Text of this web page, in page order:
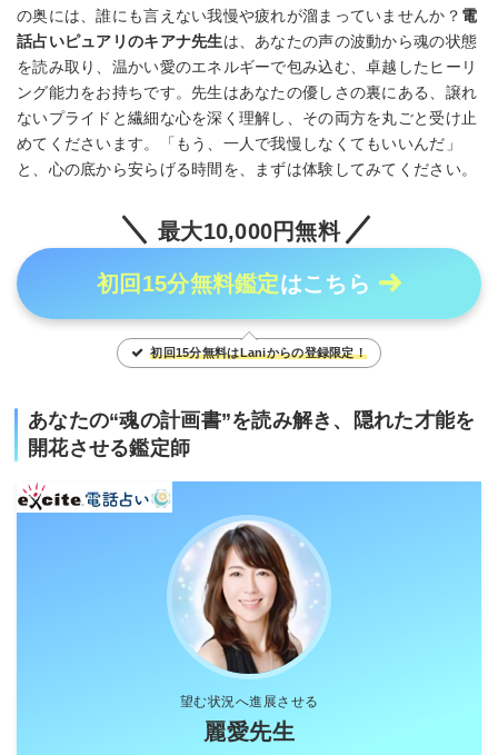
の奥には、誰にも言えない我慢や疲れが溜まっていませんか？ 電
話占いピュアリのキアナ先生は、あなたの声の波動から魂の状態
を読み取り、温かい愛のエネルギーで包み込む、卓越したヒーリ
ング能力をお持ちです。先生はあなたの優しさの裏にある、譲れ
ないプライドと繊細な心を深く理解し、その両方を丸ごと受け止
めてくださいます。「もう、一人で我慢しなくてもいいんだ」
と、心の底から安らげる時間を、まずは体験してみてください。
最大10,000円無料
初回15分無料鑑定はこちら
初回15分無料はLaniからの登録限定！
あなたの“魂の計画書”を読み解き、隠れた才能を
開花させる鑑定師
望む状況へ進展させる
麗愛先生